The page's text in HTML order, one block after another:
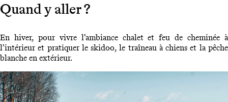
Quand y aller ?
En hiver, pour vivre l’ambiance chalet et feu de cheminée à
l’intérieur et pratiquer le skidoo, le traîneau à chiens et la pêche
blanche en extérieur.